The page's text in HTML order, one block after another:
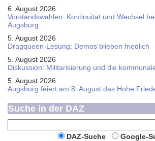
6. August 2026
Vorstandswahlen: Kontinuität und Wechsel
Augsburg
5. August 2026
Dragqueen-Lesung: Demos blieben friedlich
5. August 2026
Diskussion: Mi­li­ta­ri­sie­rung und die
5. August 2026
Augsburg feiert am 8. August das Hohe
Suche in der DAZ
DAZ-Suche
Google-